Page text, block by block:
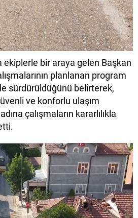
ekiplerle bir araya gelen Başkan
planlanan program
sürdürüldüğünü belirterek,
ve konforlu ulaşım
çalışmaların kararlılıkla